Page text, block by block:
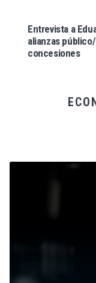
Entrevista a
alianzas
concesiones